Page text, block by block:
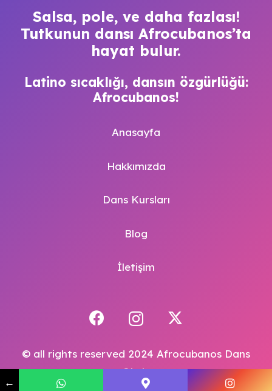
Salsa, pole, ve daha fazlası!
Tutkunun dansı Afrocubanos’ta
hayat bulur.
Latino sıcaklığı, dansın özgürlüğü:
Afrocubanos!
Anasayfa
Hakkımızda
Dans Kursları
Blog
İletişim
© all rights reserved 2024 Afrocubanos Dans
Okulu
←